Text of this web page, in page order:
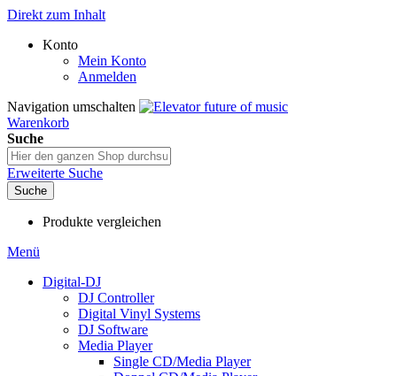
Direkt zum Inhalt
Konto
Mein Konto
Anmelden
Navigation umschalten
Warenkorb
Suche
Erweiterte Suche
Suche
Produkte vergleichen
Menü
Digital-DJ
DJ Controller
Digital Vinyl Systems
DJ Software
Media Player
Single CD/Media Player